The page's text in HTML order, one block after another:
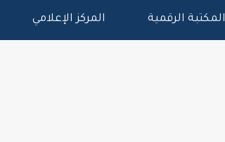
المكتبة الرقمية المركز الإعلامي